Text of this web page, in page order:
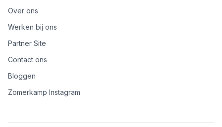
Over ons
Werken bij ons
Partner Site
Contact ons
Bloggen
Zomerkamp Instagram